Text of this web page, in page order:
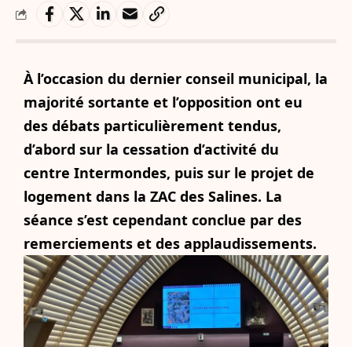
À l’occasion du dernier conseil municipal, la
majorité sortante et l’opposition ont eu
des débats particulièrement tendus,
d’abord sur la cessation d’activité du
centre Intermondes, puis sur le projet de
logement dans la ZAC des Salines. La
séance s’est cependant conclue par des
remerciements et des applaudissements.